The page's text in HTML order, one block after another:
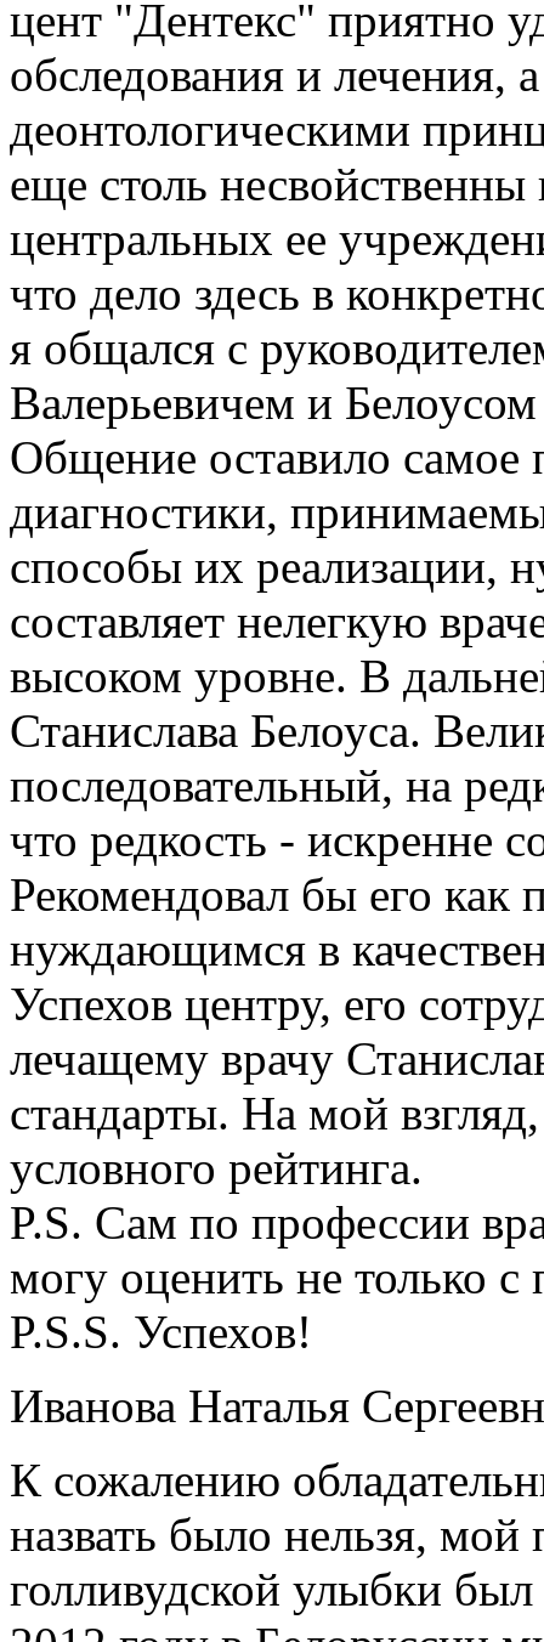
цент "Дентекс" приятно
обследования и лечения,
деонтологическими
еще столь
центральных ее
что дело здесь в
я общался с
Валерьевичем и
Общение оставило самое
диагностики,
способы их реализации,
составляет нелегкую
высоком уровне. В
Станислава Белоуса.
последовательный, на
что редкость - искренне
Рекомендовал бы его как
нуждающимся в
Успехов центру, его
лечащему врачу
стандарты. На мой
условного рейтинга.
P.S. Сам по профессии
могу оценить не только с
P.S.S. Успехов!
Иванова Наталья
К сожалению
назвать было нельзя,
голливудской улыбки